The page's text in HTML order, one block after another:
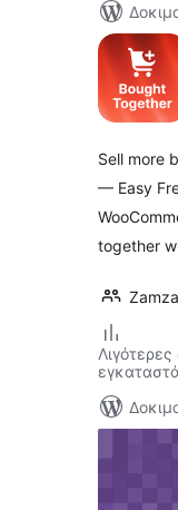
Sell more
— Easy
together